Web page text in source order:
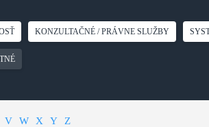
KONZULTAČNÉ / PRÁVNE SLUŽBY
V W X Y Z